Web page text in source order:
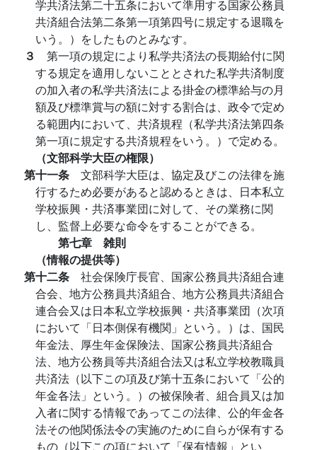
学共済法第二十五条において準用する国家公務員
共済組合法第二条第一項第四号に規定する退職を
いう。）をしたものとみなす。
３ 第一項の規定により私学共済法の長期給付に関
する規定を適用しないこととされた私学共済制度
の加入者の私学共済法による掛金の標準給与の月
額及び標準賞与の額に対する割合は、政令で定め
る範囲内において、共済規程（私学共済法第四条
第一項に規定する共済規程をいう。）で定める。
（文部科学大臣の権限）
第十一条 文部科学大臣は、協定及びこの法律を施
行するため必要があると認めるときは、日本私立
学校振興・共済事業団に対して、その業務に関
し、監督上必要な命令をすることができる。
第七章 雑則
（情報の提供等）
第十二条 社会保険庁長官、国家公務員共済組合連
合会、地方公務員共済組合、地方公務員共済組合
連合会又は日本私立学校振興・共済事業団（次項
において「日本側保有機関」という。）は、国民
年金法、厚生年金保険法、国家公務員共済組合
法、地方公務員等共済組合法又は私立学校教職員
共済法（以下この項及び第十五条において「公的
年金各法」という。）の被保険者、組合員又は加
入者に関する情報であってこの法律、公的年金各
法その他関係法令の実施のために自らが保有する
もの（以下この項において「保有情報」とい